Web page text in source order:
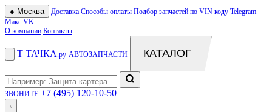
● Москва Доставка Способы оплаты Подбор запчастей по VIN коду Telegram
Макс VK
О компании Контакты
Т ТАЧКА .ру АВТОЗАПЧАСТИ КАТАЛОГ
ЗВОНИТЕ +7 (495) 120-10-50